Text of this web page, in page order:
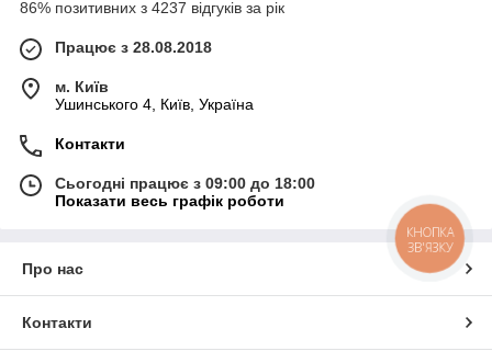
86% позитивних з 4237 відгуків за рік
Працює з 28.08.2018
м. Київ
Ушинського 4, Київ, Україна
Контакти
Сьогодні працює з 09:00 до 18:00
Показати весь графік роботи
Про нас
Контакти
КНОПКА
ЗВ'ЯЗКУ